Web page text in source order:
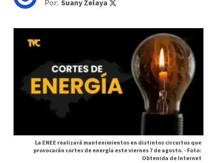
Por: Suany Zelaya
La ENEE realizará mantenimientos en distintos circuitos que
provocarán cortes de energía este viernes 7 de agosto. -Foto:
Obtenida de Internet